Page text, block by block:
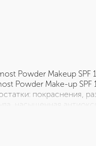
Powder Makeup SPF
Powder Make-up SPF
покраснения,
насыщенная
пудры делает ее